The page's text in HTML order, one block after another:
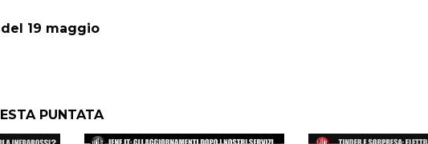
19 maggio
PUNTATA